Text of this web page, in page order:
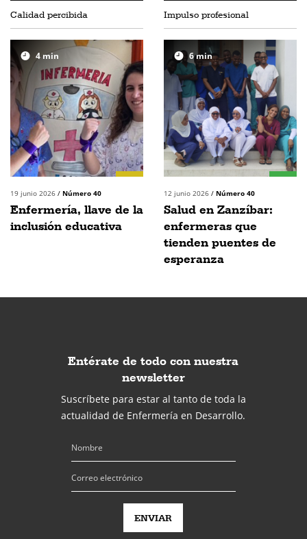
Calidad percibida
4min
19 junio 2026 / Número 40
Enfermería, llave de la
inclusión educativa
Impulso profesional
6min
12 junio 2026 / Número 40
Salud en Zanzíbar:
enfermeras que
tienden puentes de
esperanza
Entérate de todo con nuestra
newsletter
Suscríbete para estar al tanto de toda la
actualidad de Enfermería en Desarrollo.